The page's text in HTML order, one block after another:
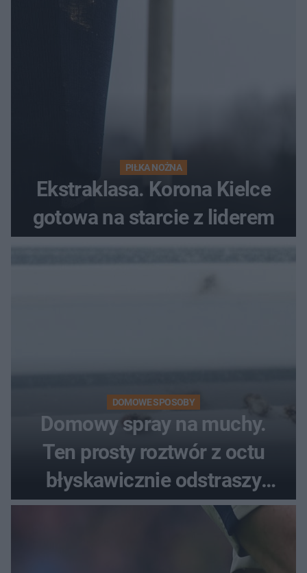
PIŁKA NOŻNA
Ekstraklasa. Korona Kielce
gotowa na starcie z liderem
DOMOWE SPOSOBY
Domowy spray na muchy.
Ten prosty roztwór z octu
błyskawicznie odstraszy
uciążliwe owady